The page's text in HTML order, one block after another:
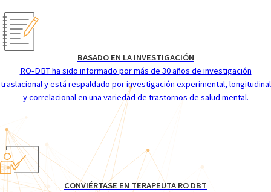
BASADO EN LA INVESTIGACIÓN
RO-DBT ha sido informado por más de 30 años de investigación
traslacional y está respaldado por investigación experimental, longitudinal
y correlacional en una variedad de trastornos de salud mental.
CONVIÉRTASE EN TERAPEUTA RO DBT